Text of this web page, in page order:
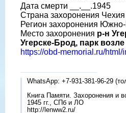
Дата смерти __.__.1945
Страна захоронения Чехия
Регион захоронения
Место захоронения р-н
Угерске-Брод, парк
https://obd-memorial.ru/
WhatsApp: +7-931-381-96-29
Книга Памяти. Захоронения и
1945 гг., СПб и ЛО
http://lenww2.ru/